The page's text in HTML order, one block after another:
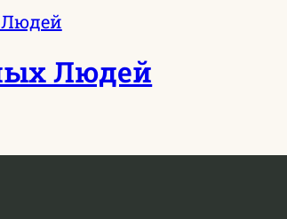
Людей